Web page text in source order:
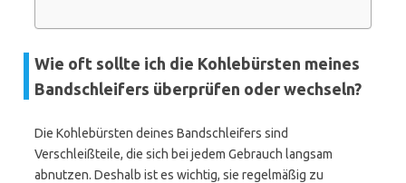
Wie oft sollte ich die Kohlebürsten meines
Bandschleifers überprüfen oder wechseln?
Die Kohlebürsten deines Bandschleifers sind
Verschleißteile, die sich bei jedem Gebrauch langsam
abnutzen. Deshalb ist es wichtig, sie regelmäßig zu